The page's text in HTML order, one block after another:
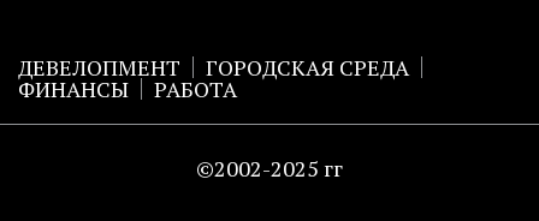
ДЕВЕЛОПМЕНТ ГОРОДСКАЯ СРЕДА
ФИНАНСЫ РАБОТА
©2002-2025 гг